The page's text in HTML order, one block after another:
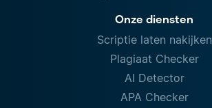
Onze diensten
Scriptie laten nakijken
Plagiaat Checker
AI Detector
APA Checker